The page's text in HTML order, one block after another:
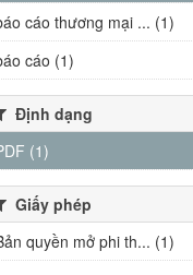
cáo thương mại ... (1)
cáo (1)
Định dạng
(1)
Giấy phép
quyền mở phi th... (1)